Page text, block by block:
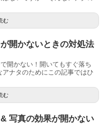
む
開かないときの対処法
開かない！開いてもすぐ落ち
ナタのためにこの記事ではひ
む
写真の効果が開かない